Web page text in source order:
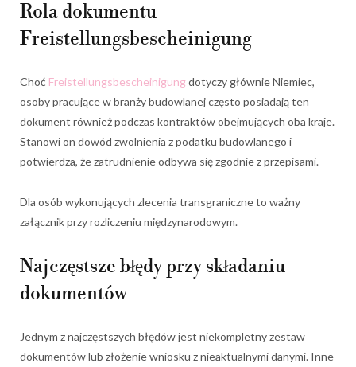
Rola dokumentu
Freistellungsbescheinigung
Choć Freistellungsbescheinigungdotyczy głównie Niemiec,
osoby pracujące w branży budowlanej często posiadają ten
dokument również podczas kontraktów obejmujących oba kraje.
Stanowi on dowód zwolnienia z podatku budowlanego i
potwierdza, że zatrudnienie odbywa się zgodnie z przepisami.
Dla osób wykonujących zlecenia transgraniczne to ważny
załącznik przy rozliczeniu międzynarodowym.
Najczęstsze błędy przy składaniu
dokumentów
Jednym z najczęstszych błędów jest niekompletny zestaw
dokumentów lub złożenie wniosku z nieaktualnymi danymi. Inne